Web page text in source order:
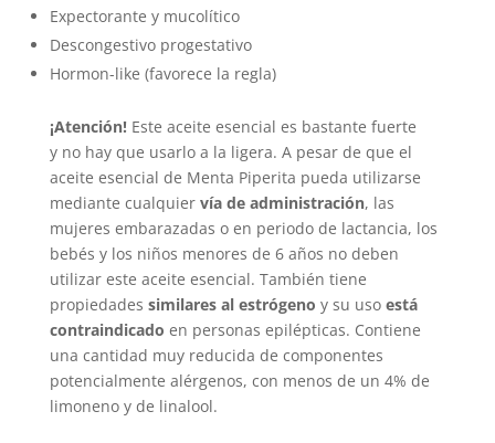
Expectorante y mucolítico
Descongestivo progestativo
Hormon-like (favorece la regla)
¡Atención!Este aceite esencial es bastante fuerte
y no hay que usarlo a la ligera. A pesar de que el
aceite esencial de Menta Piperita pueda utilizarse
mediante cualquier vía de administración, las
mujeres embarazadas o en periodo de lactancia, los
bebés y los niños menores de 6 años no deben
utilizar este aceite esencial. También tiene
propiedades similares al estrógeno y su uso está
contraindicado en personas epilépticas. Contiene
una cantidad muy reducida de componentes
potencialmente alérgenos, con menos de un 4% de
limoneno y de linalool.